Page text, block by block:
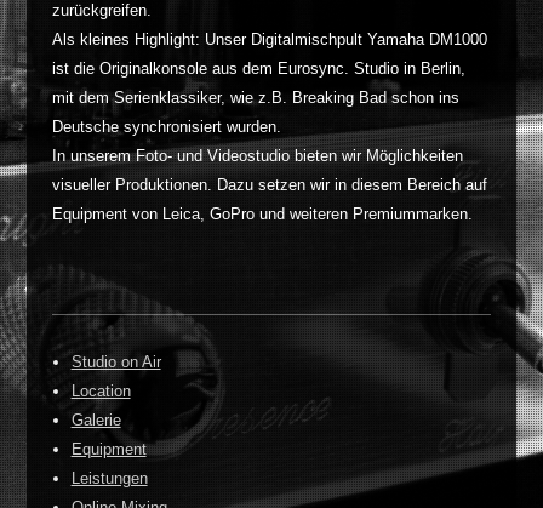
zurückgreifen.
Als kleines Highlight: Unser Digitalmischpult Yamaha DM1000
ist die Originalkonsole aus dem Eurosync. Studio in Berlin,
mit dem Serienklassiker, wie z.B. Breaking Bad schon ins
Deutsche synchronisiert wurden.
In unserem Foto- und Videostudio bieten wir Möglichkeiten
visueller Produktionen. Dazu setzen wir in diesem Bereich auf
Equipment von Leica, GoPro und weiteren Premiummarken.
Studio on Air
Location
Galerie
Equipment
Leistungen